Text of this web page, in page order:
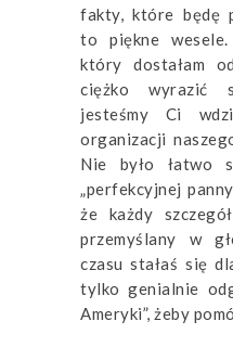
fakty, które będę
to piękne
który dostałam
ciężko wyrazić
jesteśmy Ci
organizacji
Nie było łatwo
„perfekcyjnej
że każdy
przemyślany w
czasu stałaś się
tylko genialnie
Ameryki”, żeby